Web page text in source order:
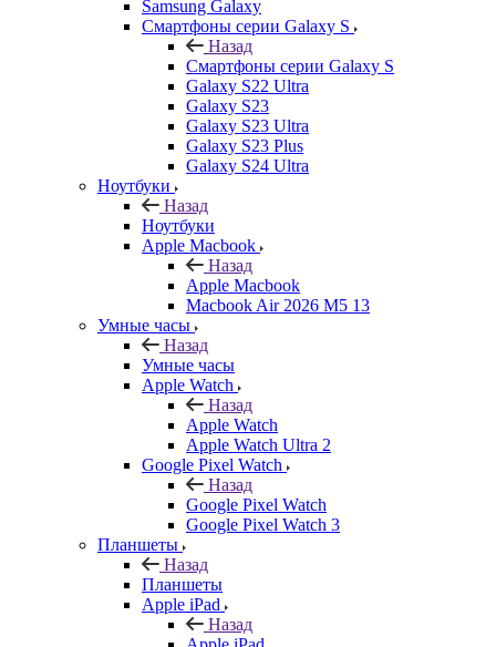
Samsung Galaxy
Смартфоны серии Galaxy S
Назад
Смартфоны серии Galaxy S
Galaxy S22 Ultra
Galaxy S23
Galaxy S23 Ultra
Galaxy S23 Plus
Galaxy S24 Ultra
Ноутбуки
Назад
Ноутбуки
Apple Macbook
Назад
Apple Macbook
Macbook Air 2026 M5 13
Умные часы
Назад
Умные часы
Apple Watch
Назад
Apple Watch
Apple Watch Ultra 2
Google Pixel Watch
Назад
Google Pixel Watch
Google Pixel Watch 3
Планшеты
Назад
Планшеты
Apple iPad
Назад